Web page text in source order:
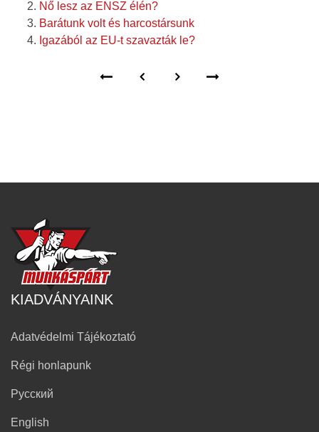
Nő lesz az ENSZ élén?
Barátunk volt és harcostársunk
Igazából az EU-t szavazták le?
KIADVÁNYAINK
Adatvédelmi Tájékoztató
Régi honlapunk
Русский
English